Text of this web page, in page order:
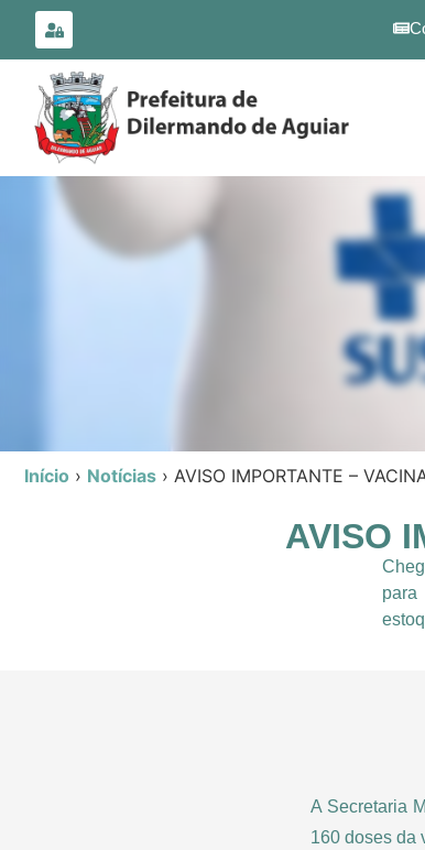
conteúdo
Início › Notícias › AVISO IMPORTANTE –
AVISO
para
A Secretaria
160 doses da